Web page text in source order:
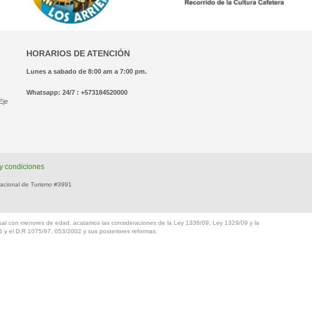
HORARIOS DE ATENCIÓN
Lunes a sabado de 8:00 am a 7:00 pm.
Whatsapp: 24/7 : +573184520000
condiciones
de Turismo #3991
con menores de edad, acatamos las consideraciones de la Ley 1336/09, Ley 1329/09 y la
el D.R 1075/97, 053/2002 y sus posteriores reformas.